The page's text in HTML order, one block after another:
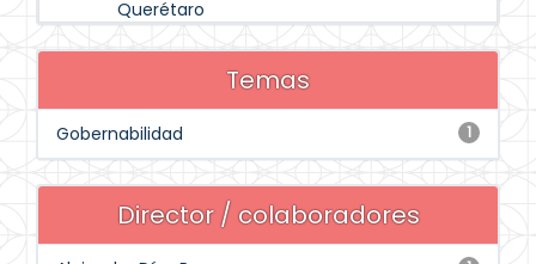
Querétaro
Temas
1
Gobernabilidad
Director / colaboradores